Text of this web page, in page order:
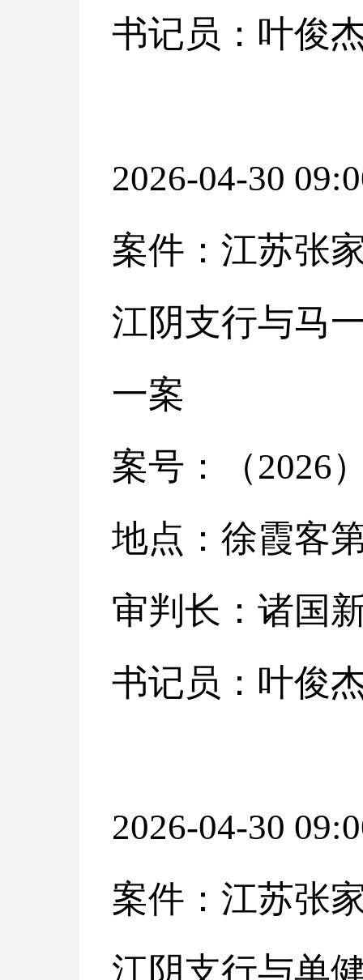
书记员：叶俊
2026-04-30
案件：江苏张
江阴支行与马
一案
案号：（2026
地点：徐霞客
审判长：诸国
书记员：叶俊
2026-04-30
案件：江苏张
江阴支行与单